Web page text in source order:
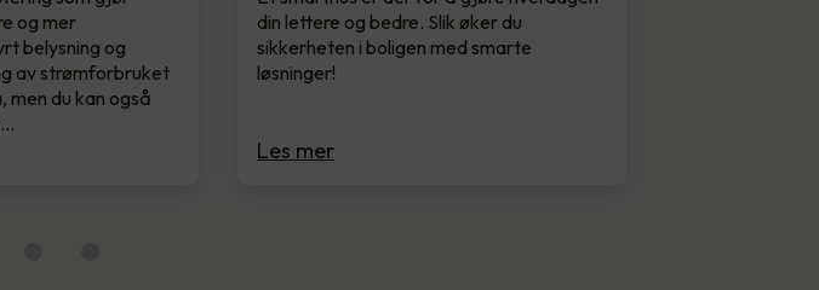
og mer
belysning og
av strømforbruket
men du kan også
din lettere og bedre. Slik øker du
sikkerheten i boligen med smarte
løsninger!
Les mer